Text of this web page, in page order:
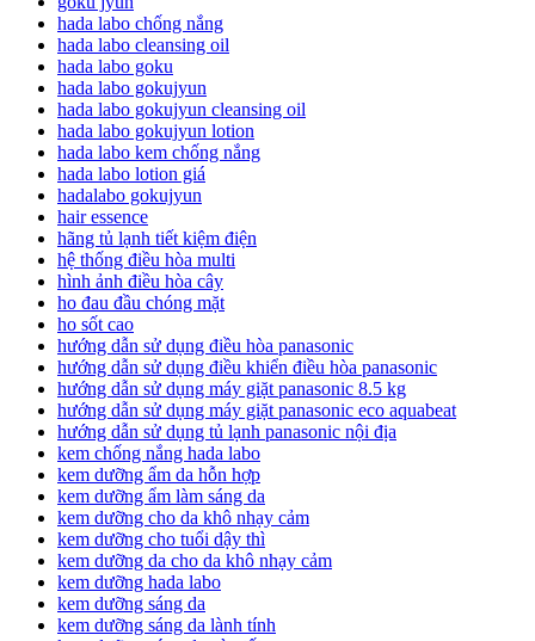
hada labo chống nắng
hada labo cleansing oil
hada labo goku
hada labo gokujyun
hada labo gokujyun cleansing oil
hada labo gokujyun lotion
hada labo kem chống nắng
hada labo lotion giá
hadalabo gokujyun
hair essence
hãng tủ lạnh tiết kiệm điện
hệ thống điều hòa multi
hình ảnh điều hòa cây
ho đau đầu chóng mặt
ho sốt cao
hướng dẫn sử dụng điều hòa panasonic
hướng dẫn sử dụng điều khiển điều hòa panasonic
hướng dẫn sử dụng máy giặt panasonic 8.5 kg
hướng dẫn sử dụng máy giặt panasonic eco aquabeat
hướng dẫn sử dụng tủ lạnh panasonic nội địa
kem chống nắng hada labo
kem dưỡng ẩm da hỗn hợp
kem dưỡng ẩm làm sáng da
kem dưỡng cho da khô nhạy cảm
kem dưỡng cho tuổi dậy thì
kem dưỡng da cho da khô nhạy cảm
kem dưỡng hada labo
kem dưỡng sáng da
kem dưỡng sáng da lành tính